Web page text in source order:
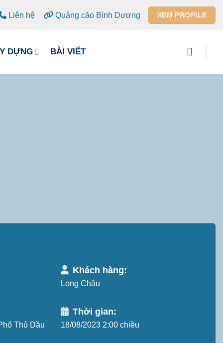
Liên hệ Quảng cáo Bình Dương XEM PROFILE
DỰNG BÀI VIẾT
Khách hàng:
Long Châu
Thủ Dầu
Thời gian:
18/08/2023 2:00 chiều